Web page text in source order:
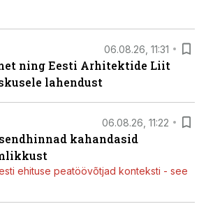
06.08.26, 11:31
ning Eesti Arhitektide Liit
lahendust
06.08.26, 11:22
kahandasid
ehituse peatöövõtjad konteksti - see